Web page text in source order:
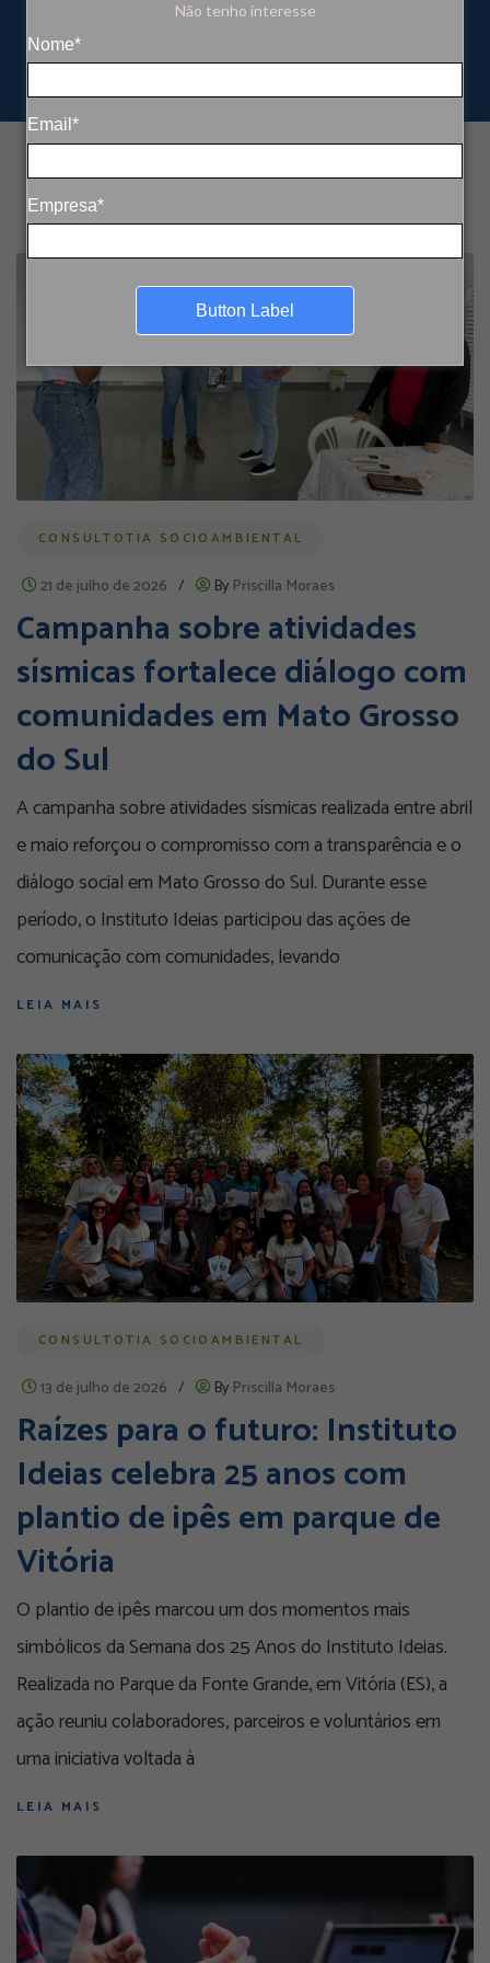
Não tenho interesse
Nome*
Email*
Empresa*
Button Label
CONSULTOTIA SOCIOAMBIENTAL
21 de julho de 2026 / By Priscilla Moraes
Campanha sobre atividades
sísmicas fortalece diálogo com
comunidades em Mato Grosso
do Sul
A campanha sobre atividades sísmicas realizada entre abril
e maio reforçou o compromisso com a transparência e o
diálogo social em Mato Grosso do Sul. Durante esse
período, o Instituto Ideias participou das ações de
comunicação com comunidades, levando
LEIA MAIS
CONSULTOTIA SOCIOAMBIENTAL
13 de julho de 2026 / By Priscilla Moraes
Raízes para o futuro: Instituto
Ideias celebra 25 anos com
plantio de ipês em parque de
Vitória
O plantio de ipês marcou um dos momentos mais
simbólicos da Semana dos 25 Anos do Instituto Ideias.
Realizada no Parque da Fonte Grande, em Vitória (ES), a
ação reuniu colaboradores, parceiros e voluntários em
uma iniciativa voltada à
LEIA MAIS